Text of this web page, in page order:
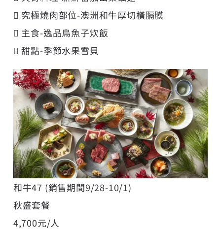
 究極燒肉部位-澳洲和牛厚切橫膈膜
 主食-逸品烏魚子炊飯
 甜點-季節水果雪貝
和牛47 (銷售期間9/28-10/1)
秋盛套餐
4,700元/人